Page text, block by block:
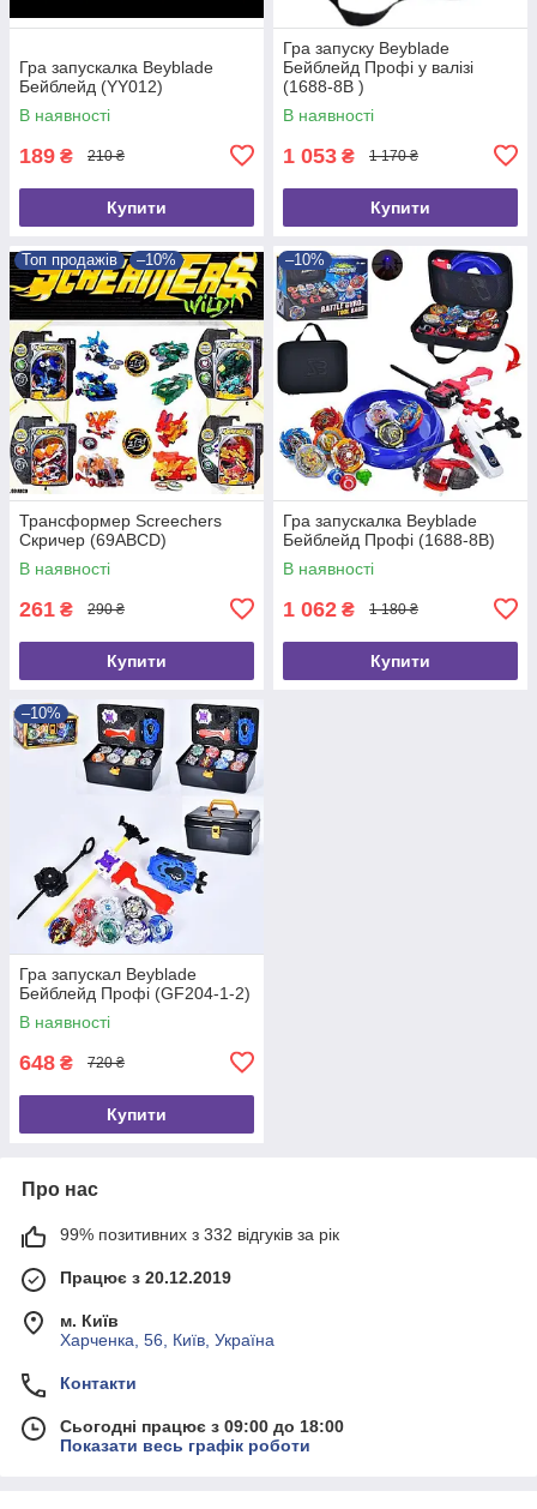
Гра запускалка Beyblade
Бейблейд (YY012)
В наявності
189 ₴ 210 ₴
Купити
Гра запуску Beyblade
Бейблейд Профі у валізі
(1688-8B )
В наявності
1 053 ₴ 1 170 ₴
Купити
Топ продажів –10%
Трансформер Screechers
Скричер (69ABCD)
В наявності
261 ₴ 290 ₴
Купити
–10%
Гра запускалка Beyblade
Бейблейд Профі (1688-8B)
В наявності
1 062 ₴ 1 180 ₴
Купити
–10%
Гра запускал Beyblade
Бейблейд Профі (GF204-1-2)
В наявності
648 ₴ 720 ₴
Купити
Про нас
99% позитивних з 332 відгуків за рік
Працює з 20.12.2019
м. Київ
Харченка, 56, Київ, Україна
Контакти
Сьогодні працює з 09:00 до 18:00
Показати весь графік роботи